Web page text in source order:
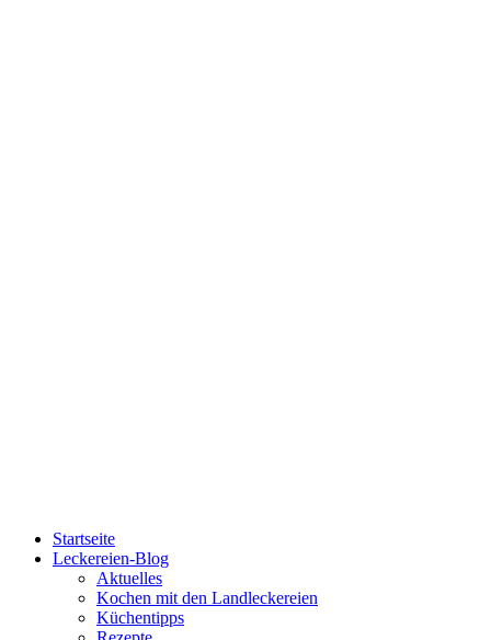
Startseite
Leckereien-Blog
Aktuelles
Kochen mit den Landleckereien
Küchentipps